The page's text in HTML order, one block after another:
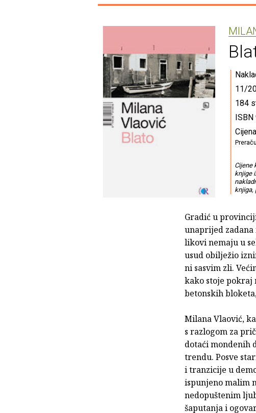
11/
184
Cijene
knjige
knjiga,
Gradić u
unaprijed
likovi nemaju u
usud obilježio
ni sasvim zli.
kako stoje pokraj
betonskih
Milana Vlaović,
s razlogom za
dotaći mondenih
trendu. Posve
i tranzicije u
ispunjeno malim
nedopuštenim
šaputanja i